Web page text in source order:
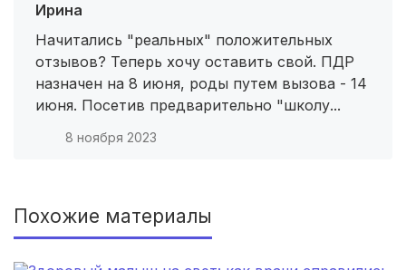
Ирина
Начитались "реальных" положительных
отзывов? Теперь хочу оставить свой. ПДР
назначен на 8 июня, роды путем вызова - 14
июня. Посетив предварительно "школу...
8 ноября 2023
Похожие материалы
Иркутск(3 роддома)
Калининград (3 роддома)